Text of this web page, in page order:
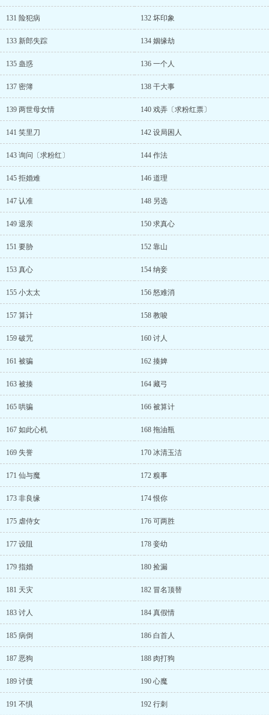
131 险犯病 132 坏印象
133 新郎失踪 134 姻缘劫
135 蛊惑 136 一个人
137 密簿 138 干大事
139 两世母女情 140 戏弄〔求粉红票〕
141 笑里刀 142 设局困人
143 询问〔求粉红〕 144 作法
145 拒婚难 146 道理
147 认准 148 另选
149 退亲 150 求真心
151 要胁 152 靠山
153 真心 154 纳妾
155 小太太 156 怒难消
157 算计 158 教唆
159 破咒 160 讨人
161 被骗 162 揍婢
163 被揍 164 藏弓
165 哄骗 166 被算计
167 如此心机 168 拖油瓶
169 失誉 170 冰清玉洁
171 仙与魔 172 糗事
173 非良缘 174 恨你
175 虐侍女 176 可两胜
177 设阻 178 妾幼
179 指婚 180 捡漏
181 天灾 182 冒名顶替
183 讨人 184 真假情
185 病倒 186 白首人
187 恶狗 188 肉打狗
189 讨债 190 心魔
191 不惧 192 行刺